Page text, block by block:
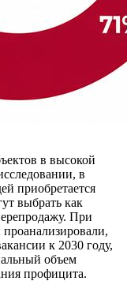
в высокой
в
приобретается
выбрать как
При
к 2030 году,
объем
профицита.